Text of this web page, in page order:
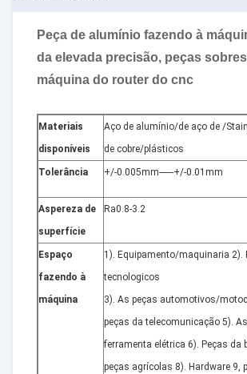
Peça de alumínio fazendo à
da elevada precisão, peças
máquina do router do cnc
Materiais
disponíveis
Aço de alumínio/de aço de /
de cobre/plásticos
Tolerância +/-0.005mm------+/-0.01mm
Aspereza de
superfície
Ra0.8-3.2
Espaço
fazendo à
máquina
1). Equipamento/maquinaria 2).
tecnologicos
3). As peças automotivos/
peças da telecomunicação 5).
ferramenta elétrica 6). Peças da
peças agrícolas 8). Hardware 9,